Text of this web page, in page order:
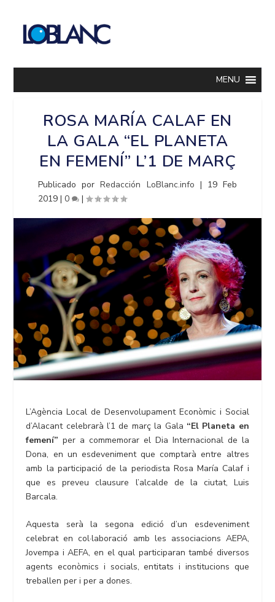
MENU
ROSA MARÍA CALAF EN
LA GALA “EL PLANETA
EN FEMENÍ” L’1 DE MARÇ
Publicado porRedacción LoBlanc.info | 19 Feb
2019 |0 |
L’Agència Local de Desenvolupament Econòmic i Social
d’Alacant celebrarà l’1 de març la Gala “El Planeta en
femení” per a commemorar el Dia Internacional de la
Dona, en un esdeveniment que comptarà entre altres
amb la participació de la periodista Rosa María Calaf i
que es preveu clausure l’alcalde de la ciutat, Luis
Barcala.
Aquesta serà la segona edició d’un esdeveniment
celebrat en col·laboració amb les associacions AEPA,
Jovempa i AEFA, en el qual participaran també diversos
agents econòmics i socials, entitats i institucions que
treballen per i per a dones.